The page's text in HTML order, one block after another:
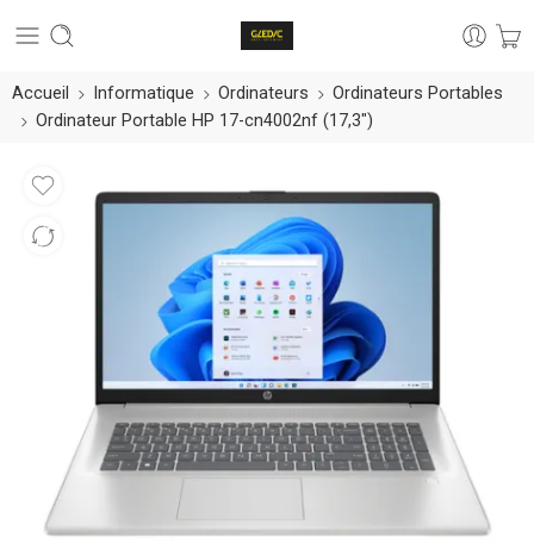
Accueil Informatique Ordinateurs
Ordinateurs Portables
Ordinateur Portable HP 17-cn4002nf (17,3″)